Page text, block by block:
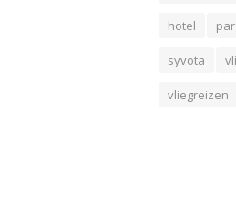
hotel
syvota
vliegreizen